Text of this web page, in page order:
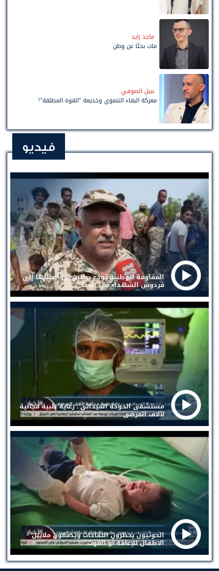
ماجد زايد
مات بحثًا عن وطن
نبيل الصوفي
معركة البقاء التنموي وخديعة "القوة المطلقة"!
فيديو
المقاومة الوطنية تودع بطلين من أبطالها إلى
فردوس الشهداء في المخا
مستشفى الخوخة الميداني . رعاية طبية مجانية
لآلاف المرضى
الحوثيون يحظرون اللقاحات ويدفعون ملايين
الاطفال للإعاقة أو الموت